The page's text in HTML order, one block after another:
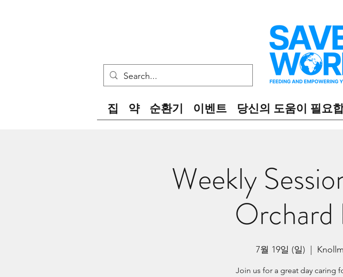
집 약 순환기 이벤트 당신의 도움이 필요
Weekly
7월 19일 (일)
Join us for a great day caring